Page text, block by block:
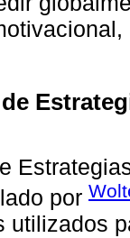
por
utilizados